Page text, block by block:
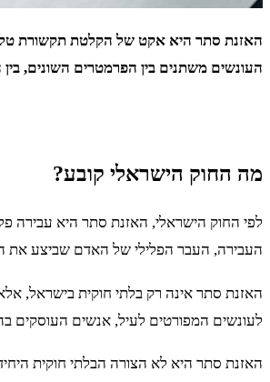
האזנת סתר היא אקט של הקלטת ​​תקשורת
העונשים משתנים בין הפרמטרים השונים,
מה החוק הישראלי קובע?
העבירה, העבר הפלילי של האדם שביצע את
האזנת סתר אינה רק בלתי חוקית בישראל,
לעונשים המפורטים לעיל, אנשים העוסקים
האזנת סתר היא לא הצורה הבלתי חוקית